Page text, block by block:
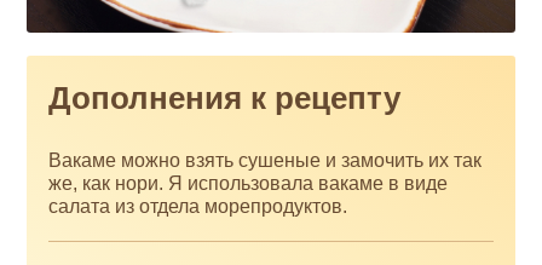
Дополнения к рецепту
Вакаме можно взять сушеные и замочить их так
же, как нори. Я использовала вакаме в виде
салата из отдела морепродуктов.